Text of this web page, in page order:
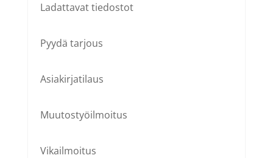
Ladattavat tiedostot
Pyydä tarjous
Asiakirjatilaus
Muutostyöilmoitus
Vikailmoitus